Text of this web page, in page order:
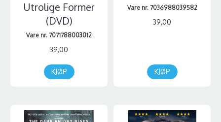
Utrolige Former
(DVD)
Vare nr. 7071788003012
39,00
KJØP
Vare nr. 7036988039582
39,00
KJØP